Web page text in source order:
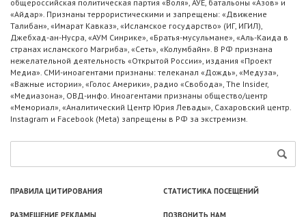
общероссийская политическая партия «Воля», АУЕ, батальоны «Азов» и
«Айдар». Признаны террористическими и запрещены: «Движение
Талибан», «Имарат Кавказ», «Исламское государство» (ИГ, ИГИЛ),
Джебхад-ан-Нусра, «АУМ Синрике», «Братья-мусульмане», «Аль-Каида в
странах исламского Магриба», «Сеть», «Колумбайн». В РФ признана
нежелательной деятельность «Открытой России», издания «Проект
Медиа». СМИ-иноагентами признаны: телеканал «Дождь», «Медуза»,
«Важные истории», «Голос Америки», радио «Свобода», The Insider,
«Медиазона», ОВД-инфо. Иноагентами признаны общество/центр
«Мемориал», «Аналитический Центр Юрия Левады», Сахаровский центр.
Instagram и Facebook (Metа) запрещены в РФ за экстремизм.
ПРАВИЛА ЦИТИРОВАНИЯ СТАТИСТИКА ПОСЕЩЕНИЙ